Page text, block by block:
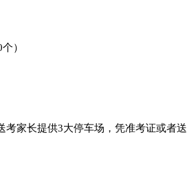
）
家长提供3大停车场，凭准考证或者送